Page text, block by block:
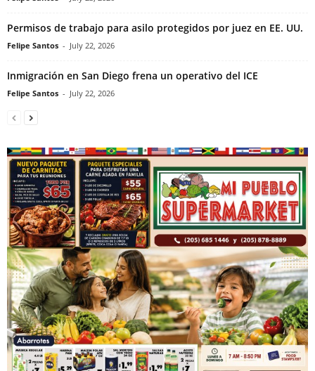
Permisos de trabajo para asilo protegidos por juez en EE. UU.
Felipe Santos - July 22, 2026
Inmigración en San Diego frena un operativo del ICE
Felipe Santos - July 22, 2026